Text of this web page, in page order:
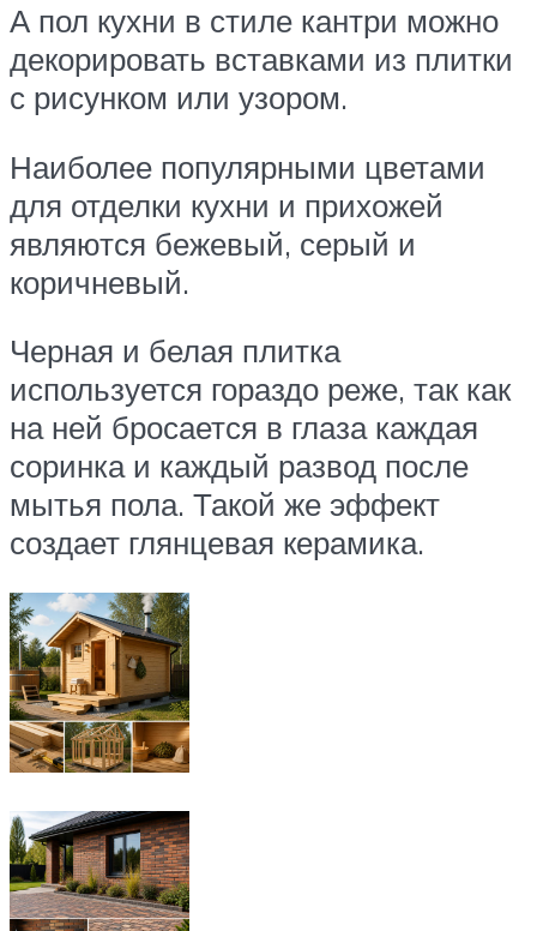
А пол кухни в стиле кантри можно
декорировать вставками из плитки
с рисунком или узором.
Наиболее популярными цветами
для отделки кухни и прихожей
являются бежевый, серый и
коричневый.
Черная и белая плитка
используется гораздо реже, так как
на ней бросается в глаза каждая
соринка и каждый развод после
мытья пола. Такой же эффект
создает глянцевая керамика.